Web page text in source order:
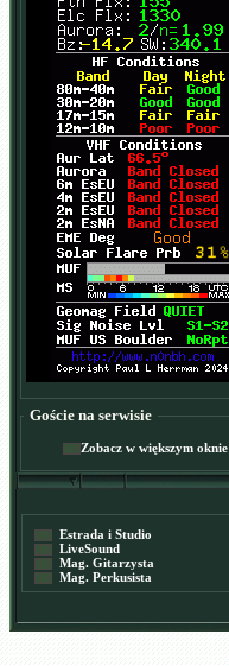
Goście na serwisie
Zobacz w większym oknie
Estrada i Studio
LiveSound
Mag. Gitarzysta
Mag. Perkusista